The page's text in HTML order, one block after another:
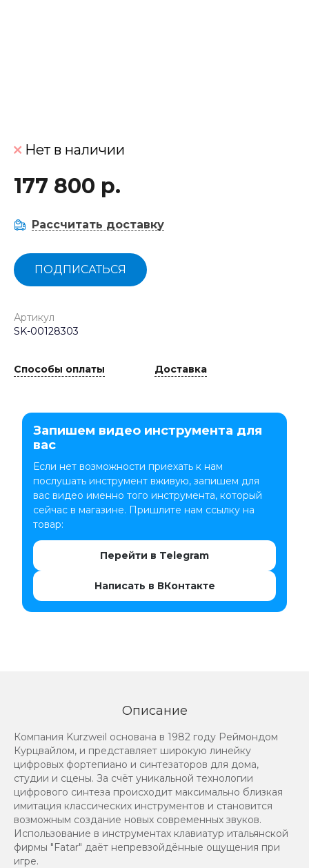
Нет в наличии
177 800 р.
Рассчитать доставку
ПОДПИСАТЬСЯ
Артикул
SK-00128303
Способы оплаты Доставка
Запишем видео инструмента для
вас
Если нет возможности приехать к нам
послушать инструмент вживую, запишем для
вас видео именно того инструмента, который
сейчас в магазине. Пришлите нам ссылку на
товар:
Перейти в Telegram
Написать в ВКонтакте
Описание
Компания Kurzweil основана в 1982 году Реймондом
Курцвайлом, и представляет широкую линейку
цифровых фортепиано и синтезаторов для дома,
студии и сцены. За счёт уникальной технологии
цифрового синтеза происходит максимально близкая
имитация классических инструментов и становится
возможным создание новых современных звуков.
Использование в инструментах клавиатур итальянской
фирмы "Fatar" даёт непревзойдённые ощущения при
игре.